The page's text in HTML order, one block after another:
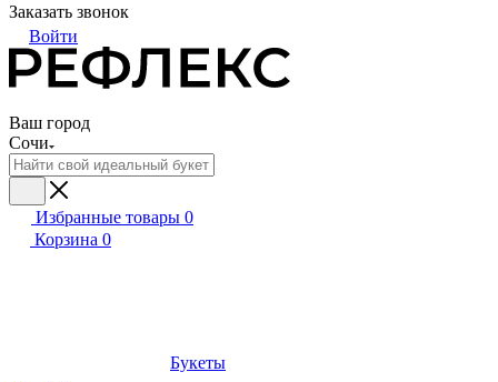
Заказать звонок
Войти
Ваш город
Сочи
Избранные товары 0
Корзина 0
Букеты